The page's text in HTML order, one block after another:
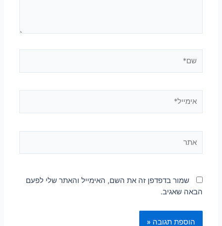
שמור בדפדפן זה את השם, האימייל והאתר שלי לפעם
הבאה שאגיב.